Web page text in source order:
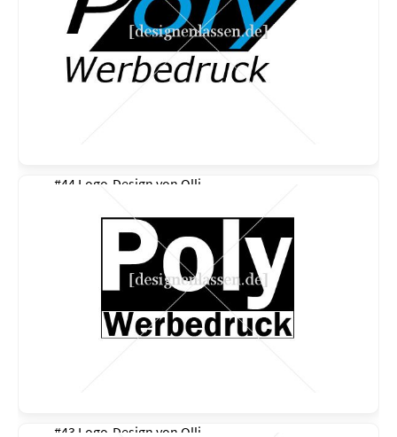
#44 Logo-Design von Olli
#43 Logo-Design von Olli